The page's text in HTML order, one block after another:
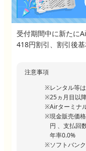
受付期間中に新たに
418円割引、割引後
注意事項
レンタル等は
25ヵ月目以
Airターミナ
現金販売価
円 、支払回
年率0.0%
ソフトバン